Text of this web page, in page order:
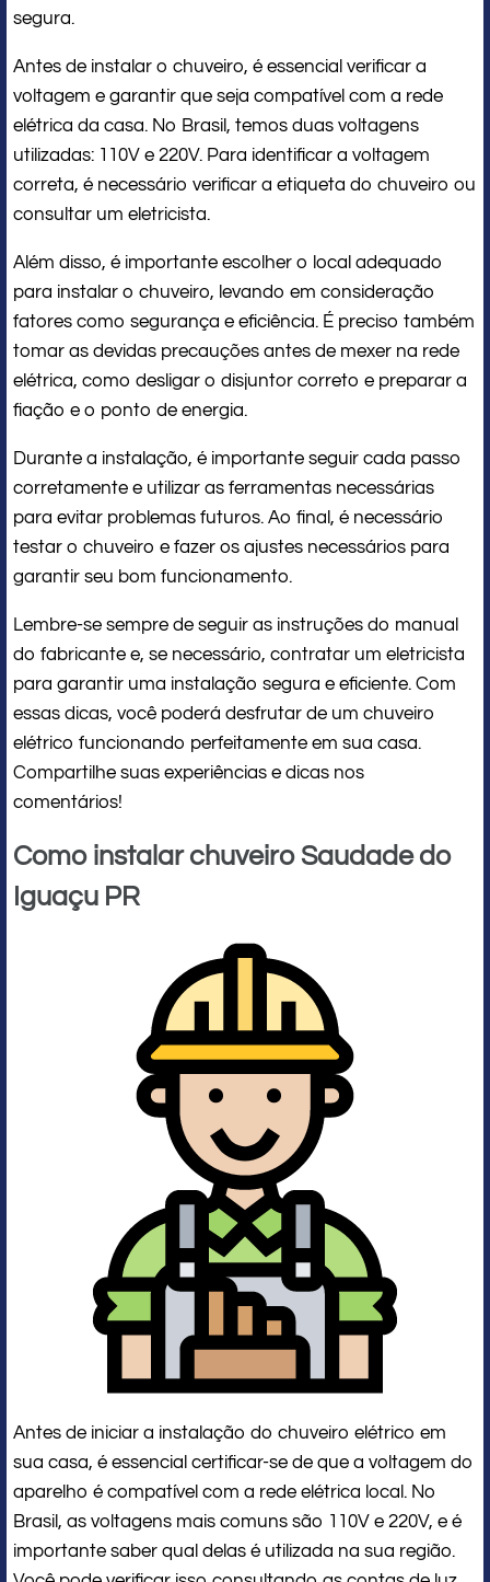
segura.
Antes de instalar o chuveiro, é essencial verificar a
voltagem e garantir que seja compatível com a rede
elétrica da casa. No Brasil, temos duas voltagens
utilizadas: 110V e 220V. Para identificar a voltagem
correta, é necessário verificar a etiqueta do chuveiro ou
consultar um eletricista.
Além disso, é importante escolher o local adequado
para instalar o chuveiro, levando em consideração
fatores como segurança e eficiência. É preciso também
tomar as devidas precauções antes de mexer na rede
elétrica, como desligar o disjuntor correto e preparar a
fiação e o ponto de energia.
Durante a instalação, é importante seguir cada passo
corretamente e utilizar as ferramentas necessárias
para evitar problemas futuros. Ao final, é necessário
testar o chuveiro e fazer os ajustes necessários para
garantir seu bom funcionamento.
Lembre-se sempre de seguir as instruções do manual
do fabricante e, se necessário, contratar um eletricista
para garantir uma instalação segura e eficiente. Com
essas dicas, você poderá desfrutar de um chuveiro
elétrico funcionando perfeitamente em sua casa.
Compartilhe suas experiências e dicas nos
comentários!
Como instalar chuveiro Saudade do
Iguaçu PR
Antes de iniciar a instalação do chuveiro elétrico em
sua casa, é essencial certificar-se de que a voltagem do
aparelho é compatível com a rede elétrica local. No
Brasil, as voltagens mais comuns são 110V e 220V, e é
importante saber qual delas é utilizada na sua região.